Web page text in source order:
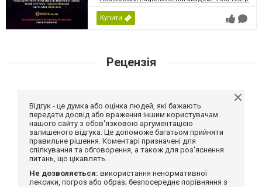
Купити
Рецензія
Відгук - це думка або оцінка людей, які бажають
передати досвід або враження іншим користувачам
нашого сайту з обов'язковою аргументацією
залишеного відгука. Це допоможе багатьом прийняти
правильне рішення. Коментарі призначені для
спілкування та обговорення, а також для роз'яснення
питань, що цікавлять.
Не дозволяється: використання ненормативної
лексики, погроз або образ; безпосереднє порівняння з